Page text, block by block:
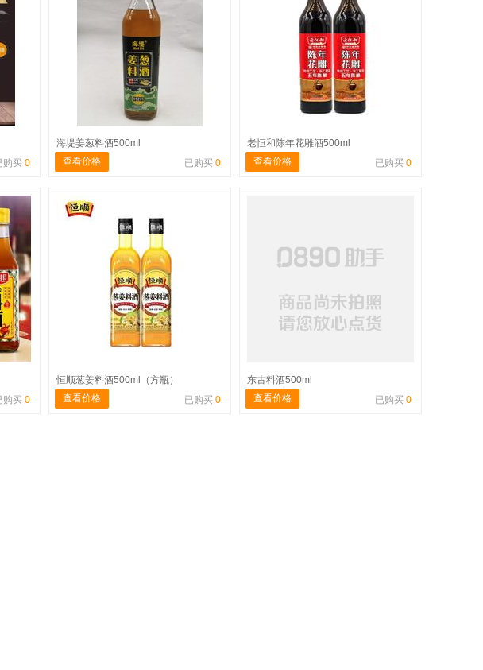
购买 0
海堤姜葱料酒500ml
查看价格
已购买 0
老恒和陈年花雕酒500ml
查看价格
已购买 0
购买 0
恒顺葱姜料酒500ml（方瓶）
查看价格
已购买 0
东古料酒500ml
查看价格
已购买 0